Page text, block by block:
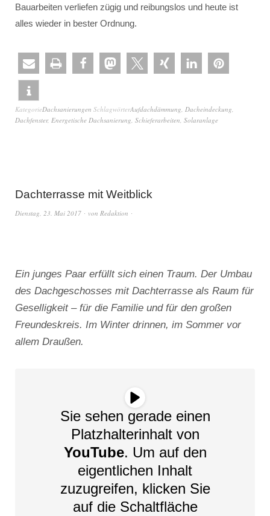
Bauarbeiten verliefen zügig und reibungslos und heute ist
alles wieder in bester Ordnung.
KategorieDachsanierungen SchlagwörterAufdachdämmung, Dacheindeckung,
Dachfenster, Energetische Dachsanierung, Schieferarbeiten, Solaranlage
Dachterrasse mit Weitblick
Dienstag, 23. Mai 2017 von Redaktion
Ein junges Paar erfüllt sich einen Traum. Der Umbau
des Dachgeschosses mit Dachterrasse als Raum für
Geselligkeit – für die Familie und für den großen
Freundeskreis. Im Winter drinnen, im Sommer vor
allem Draußen.
Sie sehen gerade einen
Platzhalterinhalt von
YouTube. Um auf den
eigentlichen Inhalt
zuzugreifen, klicken Sie
auf die Schaltfläche